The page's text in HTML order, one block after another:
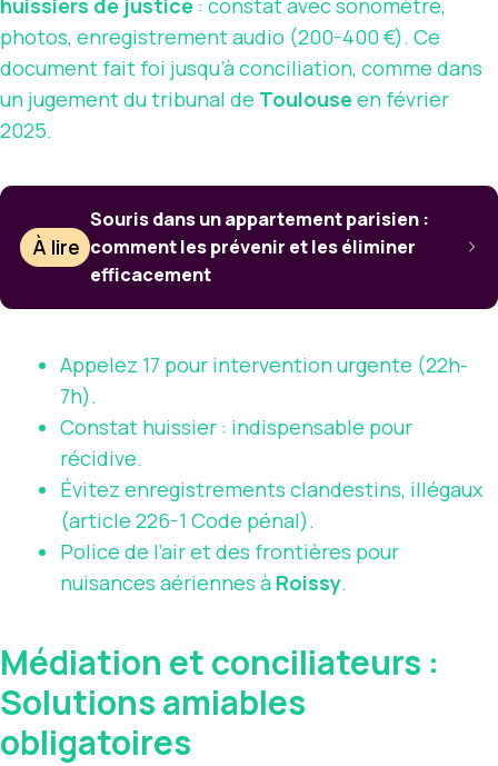
photos, enregistrement audio (200-400 €). Ce
document fait foi jusqu’à conciliation, comme dans
un jugement du tribunal de Toulouse en février
2025.
À lire
Souris dans un appartement parisien :
comment les prévenir et les éliminer
efficacement
Appelez 17 pour intervention urgente (22h-
7h).
Constat huissier : indispensable pour
récidive.
Évitez enregistrements clandestins, illégaux
(article 226-1 Code pénal).
Police de l’air et des frontières pour
nuisances aériennes à Roissy.
Médiation et conciliateurs :
Solutions amiables
obligatoires